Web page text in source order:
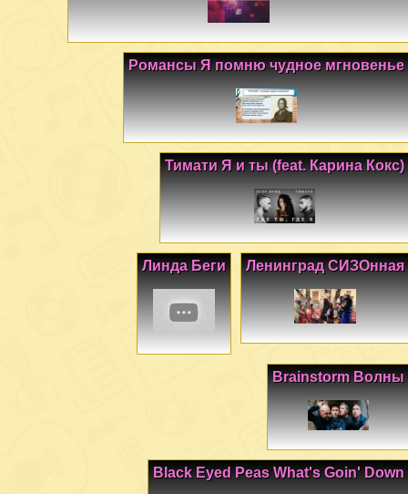
Романсы Я помню чудное мгновенье
Тимати Я и ты (feat. Карина Кокс)
Ленинград СИЗОнная
Линда Беги
Brainstorm Волны
Black Eyed Peas What's Goin' Down